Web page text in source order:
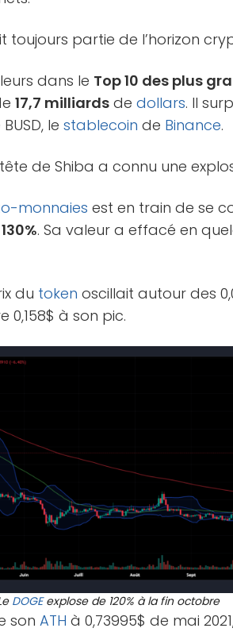
toujours partie de l’horizon
dans le Top 10 des plus
17,7 milliards dedollars. Il
lestablecoin de Binance.
de Shiba a connu une
monnaies est en train de se
. Sa valeur a effacé en
du token oscillait autour des
à son pic.
DOGEexplose de 120% à la fin octobre
sonATH à 0,73995$ de mai